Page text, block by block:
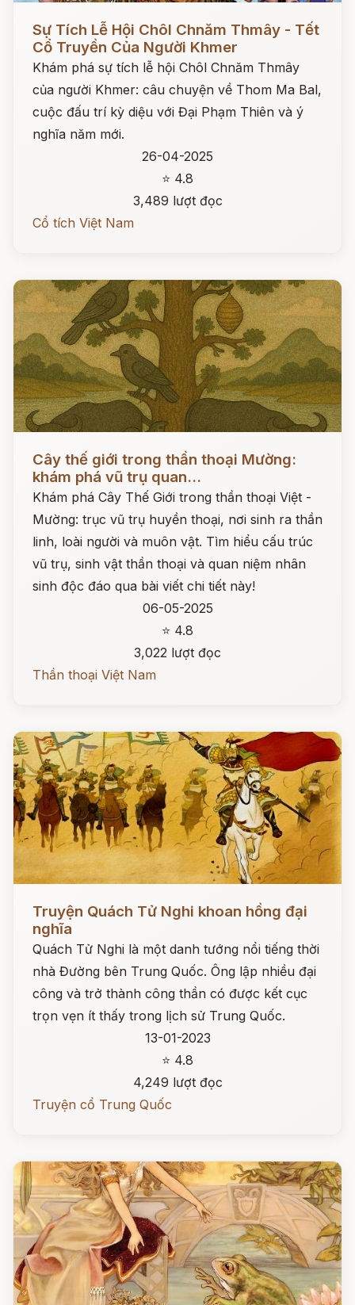
Sự Tích Lễ Hội Chôl Chnăm Thmây - Tết
Cổ Truyền Của Người Khmer
Khám phá sự tích lễ hội Chôl Chnăm Thmây
của người Khmer: câu chuyện về Thom Ma Bal,
cuộc đấu trí kỳ diệu với Đại Phạm Thiên và ý
nghĩa năm mới.
26-04-2025
⭐ 4.8
3,489 lượt đọc
Cổ tích Việt Nam
Cây thế giới trong thần thoại Mường:
khám phá vũ trụ quan...
Khám phá Cây Thế Giới trong thần thoại Việt -
Mường: trục vũ trụ huyền thoại, nơi sinh ra thần
linh, loài người và muôn vật. Tìm hiểu cấu trúc
vũ trụ, sinh vật thần thoại và quan niệm nhân
sinh độc đáo qua bài viết chi tiết này!
06-05-2025
⭐ 4.8
3,022 lượt đọc
Thần thoại Việt Nam
Truyện Quách Tử Nghi khoan hồng đại
nghĩa
Quách Tử Nghi là một danh tướng nổi tiếng thời
nhà Đường bên Trung Quốc. Ông lập nhiều đại
công và trở thành công thần có được kết cục
trọn vẹn ít thấy trong lịch sử Trung Quốc.
13-01-2023
⭐ 4.8
4,249 lượt đọc
Truyện cổ Trung Quốc